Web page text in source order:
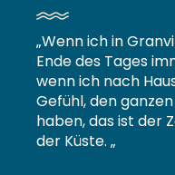
„Wenn ich in
Ende des Tages
wenn ich nach
Gefühl, den
haben, das ist der
der Küste. „